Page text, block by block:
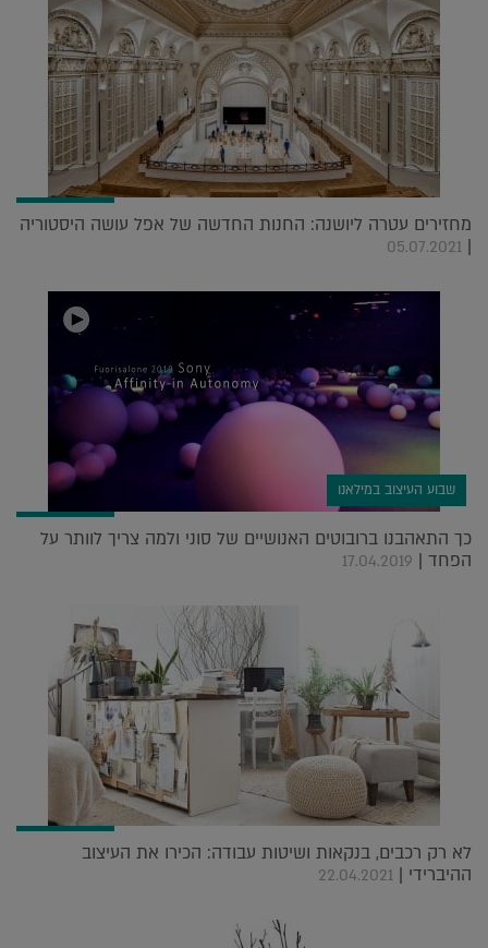
מחזירים עטרה ליושנה: החנות החדשה של אפל עושה היסטוריה
|
05.07.2021
שבוע העיצוב במילאנו
כך התאהבנו ברובוטים האנושיים של סוני ולמה צריך לוותר על
הפחד | 17.04.2019
לא רק רכבים, בנקאות ושיטות עבודה: הכירו את העיצוב
ההיברידי | 22.04.2021